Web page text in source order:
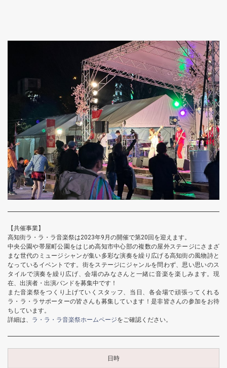
【共催事業】
高知街ラ・ラ・ラ音楽祭は2023年9月の開催で第20回を迎えます。
中央公園や帯屋町公園をはじめ高知市中心部の複数の屋外ステージにさまざ
まな世代のミュージシャンが集い多彩な演奏を繰り広げる高知街の風物詩と
なっているイベントです。街をステージにジャンルを問わず、思い思いのス
タイルで演奏を繰り広げ、会場のみなさんと一緒に音楽を楽しみます。現
在、出演者・出演バンドを募集中です！
また音楽祭をつくり上げていくスタッフ、当日、各会場で頑張ってくれる
ラ・ラ・ラサポーターの皆さんも募集しています！是非皆さんの参加をお待
ちしています。
詳細は、 ラ・ラ・ラ音楽祭ホームページをご確認ください。
日時